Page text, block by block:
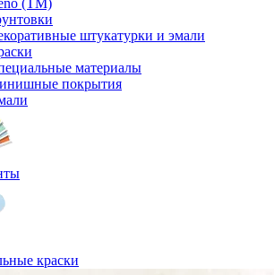
(ТМ)
штукатурки и эмали
материалы
покрытия
краски